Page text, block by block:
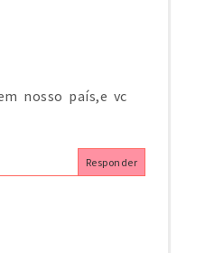
nosso país,e vc
Responder